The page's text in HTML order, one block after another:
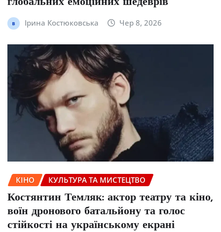
Ірина Костюковська Чер 8, 2026
КІНО КУЛЬТУРА ТА МИСТЕЦТВО
Костянтин Темляк: актор театру та кіно,
воїн дронового батальйону та голос
стійкості на українському екрані